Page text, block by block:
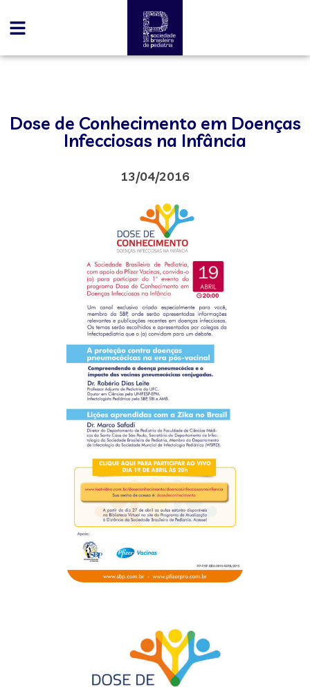
Dose de Conhecimento em Doenças
Infecciosas na Infância
13/04/2016